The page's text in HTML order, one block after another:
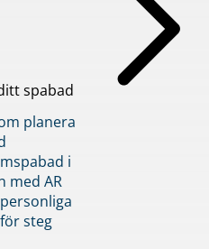
spabad
planera
i
med AR
steg